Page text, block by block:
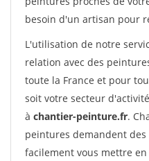
besoin d'un artisan pour
L'utilisation de notre
relation avec des
toute la France et pour
soit votre secteur
à chantier-peinture.fr.
peintures demandent
facilement vous mettre